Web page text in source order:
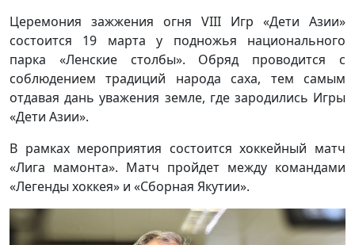
Церемония зажжения огня VIII Игр «Дети Азии»
состоится 19 марта у подножья национального
парка «Ленские столбы». Обряд проводится с
соблюдением традиций народа саха, тем самым
отдавая дань уважения земле, где зародились Игры
«Дети Азии».
В рамках мероприятия состоится хоккейный матч
«Лига мамонта». Матч пройдет между командами
«Легенды хоккея» и «Сборная Якутии».